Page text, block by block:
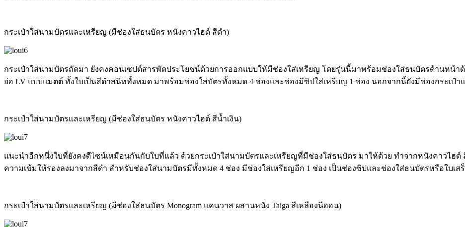
กระเป๋าใส่นามบัตรและเหรียญ (มีช่องใส่ธนบัตร หนังคาวไฮด์ สีดำ)
กระเป๋าใส่นามบัตรถัดมา ยังคงคอนเซปต์สารพัดประโยชน์ด้วยการออกแบบให้มีช่องใส่เหรียญ โดยรุ่นนี้มาพร้อมช่องใส่ธนบัตรด้านหน้า
ย่อ LV แบบแมตต์ ทั้งใบเป็นสีดำสนิททั้งหมด มาพร้อมช่องใส่บัตรทั้งหมด 4 ช่องและช่องมีซิปใส่เหรียญ 1 ช่อง นอกจากนี้ยังมีช่องกระเป๋า
กระเป๋าใส่นามบัตรและเหรียญ (มีช่องใส่ธนบัตร หนังคาวไฮด์ สีน้ำเงิน)
แนะนำอีกหนึ่งใบที่ยังคงดีไซน์เหมือนกันกับใบที่แล้ว ด้วยกระเป๋าใส่นามบัตรและเหรียญที่มีช่องใส่ธนบัตร มาให้ด้วย ทำจากหนังคาวไฮ
ความเข้มให้รองลงมาจากสีดำ สำหรับช่องใส่นามบัตรมีทั้งหมด 4 ช่อง มีช่องใส่เหรียญอีก 1 ช่อง เป็นช่องซิปและช่องใส่ธนบัตรหรือใบเส
กระเป๋าใส่นามบัตรและเหรียญ (มีช่องใส่ธนบัตร Monogram แคนวาส ผสานหนัง Taiga สีเหลืองนีออน)